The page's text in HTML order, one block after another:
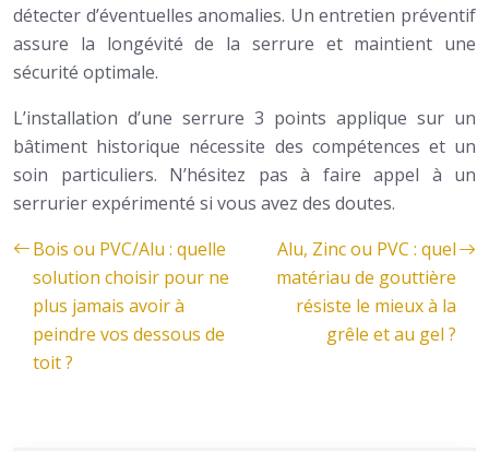
détecter d’éventuelles anomalies. Un entretien préventif
assure la longévité de la serrure et maintient une
sécurité optimale.
L’installation d’une serrure 3 points applique sur un
bâtiment historique nécessite des compétences et un
soin particuliers. N’hésitez pas à faire appel à un
serrurier expérimenté si vous avez des doutes.
Bois ou PVC/Alu : quelle
solution choisir pour ne
plus jamais avoir à
peindre vos dessous de
toit ?
Alu, Zinc ou PVC : quel
matériau de gouttière
résiste le mieux à la
grêle et au gel ?